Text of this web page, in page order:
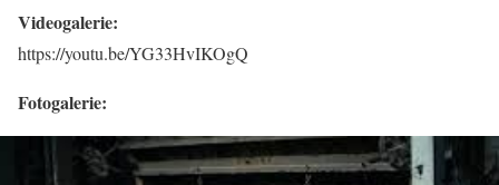
Videogalerie:
https://youtu.be/YG33HvIKOgQ
Fotogalerie: